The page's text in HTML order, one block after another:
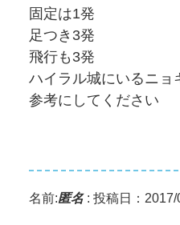
固定は1発
足つき3発
飛行も3発
ハイラル城にいるニョ
参考にしてください
名前:匿名: 投稿日：